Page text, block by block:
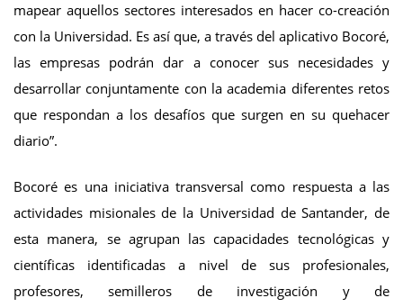
mapear aquellos sectores interesados en hacer co-creación
con la Universidad. Es así que, a través del aplicativo Bocoré,
las empresas podrán dar a conocer sus necesidades y
desarrollar conjuntamente con la academia diferentes retos
que respondan a los desafíos que surgen en su quehacer
diario”.
Bocoré es una iniciativa transversal como respuesta a las
actividades misionales de la Universidad de Santander, de
esta manera, se agrupan las capacidades tecnológicas y
científicas identificadas a nivel de sus profesionales,
profesores, semilleros de investigación y de